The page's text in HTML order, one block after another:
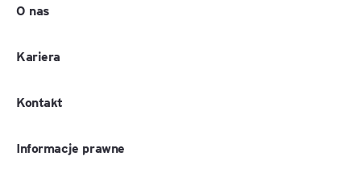
O nas
Kariera
Kontakt
Informacje prawne